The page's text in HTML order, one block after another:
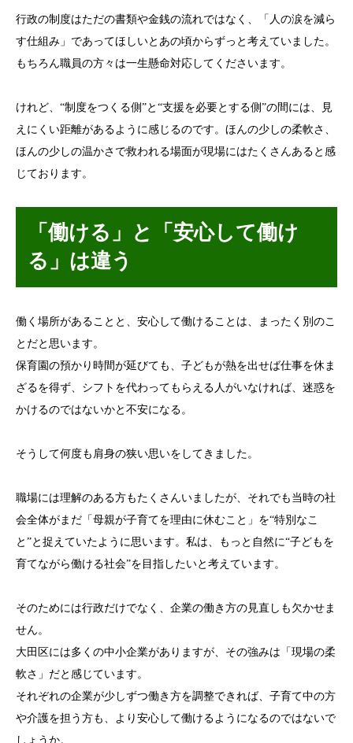
行政の制度はただの書類や金銭の流れではなく、「人の涙を減ら
す仕組み」であってほしいとあの頃からずっと考えていました。
もちろん職員の方々は一生懸命対応してくださいます。
けれど、“制度をつくる側”と“支援を必要とする側”の間には、見
えにくい距離があるように感じるのです。ほんの少しの柔軟さ、
ほんの少しの温かさで救われる場面が現場にはたくさんあると感
じております。
「働ける」と「安心して働け
る」は違う
働く場所があることと、安心して働けることは、まったく別のこ
とだと思います。
保育園の預かり時間が延びても、子どもが熱を出せば仕事を休ま
ざるを得ず、シフトを代わってもらえる人がいなければ、迷惑を
かけるのではないかと不安になる。
そうして何度も肩身の狭い思いをしてきました。
職場には理解のある方もたくさんいましたが、それでも当時の社
会全体がまだ「母親が子育てを理由に休むこと」を“特別なこ
と”と捉えていたように思います。私は、もっと自然に“子どもを
育てながら働ける社会”を目指したいと考えています。
そのためには行政だけでなく、企業の働き方の見直しも欠かせま
せん。
大田区には多くの中小企業がありますが、その強みは「現場の柔
軟さ」だと感じています。
それぞれの企業が少しずつ働き方を調整できれば、子育て中の方
や介護を担う方も、より安心して働けるようになるのではないで
しょうか。